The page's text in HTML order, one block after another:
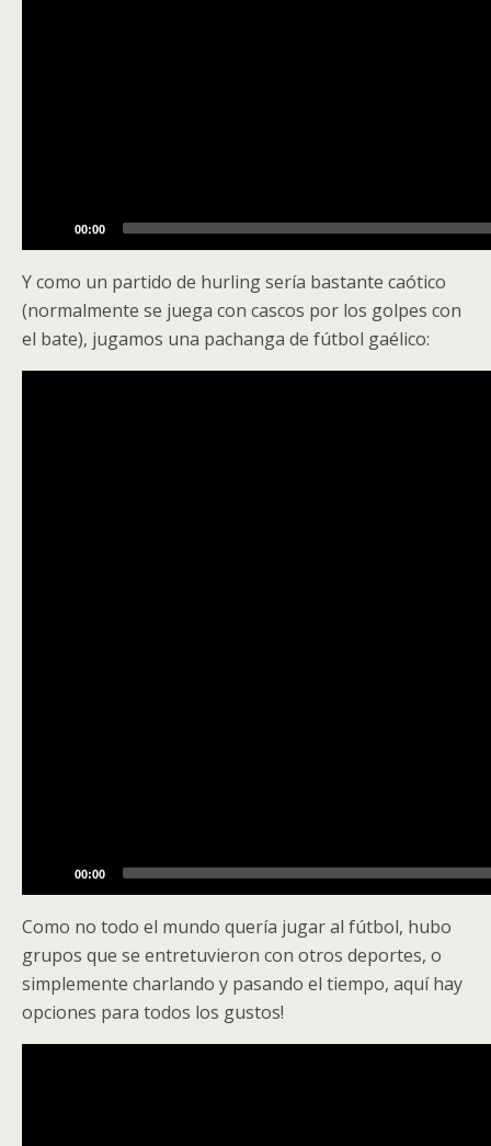
00:00
Y como un partido de hurling sería bastante caótico
(normalmente se juega con cascos por los golpes con
el bate), jugamos una pachanga de fútbol gaélico:
00:00
Como no todo el mundo quería jugar al fútbol, hubo
grupos que se entretuvieron con otros deportes, o
simplemente charlando y pasando el tiempo, aquí hay
opciones para todos los gustos!